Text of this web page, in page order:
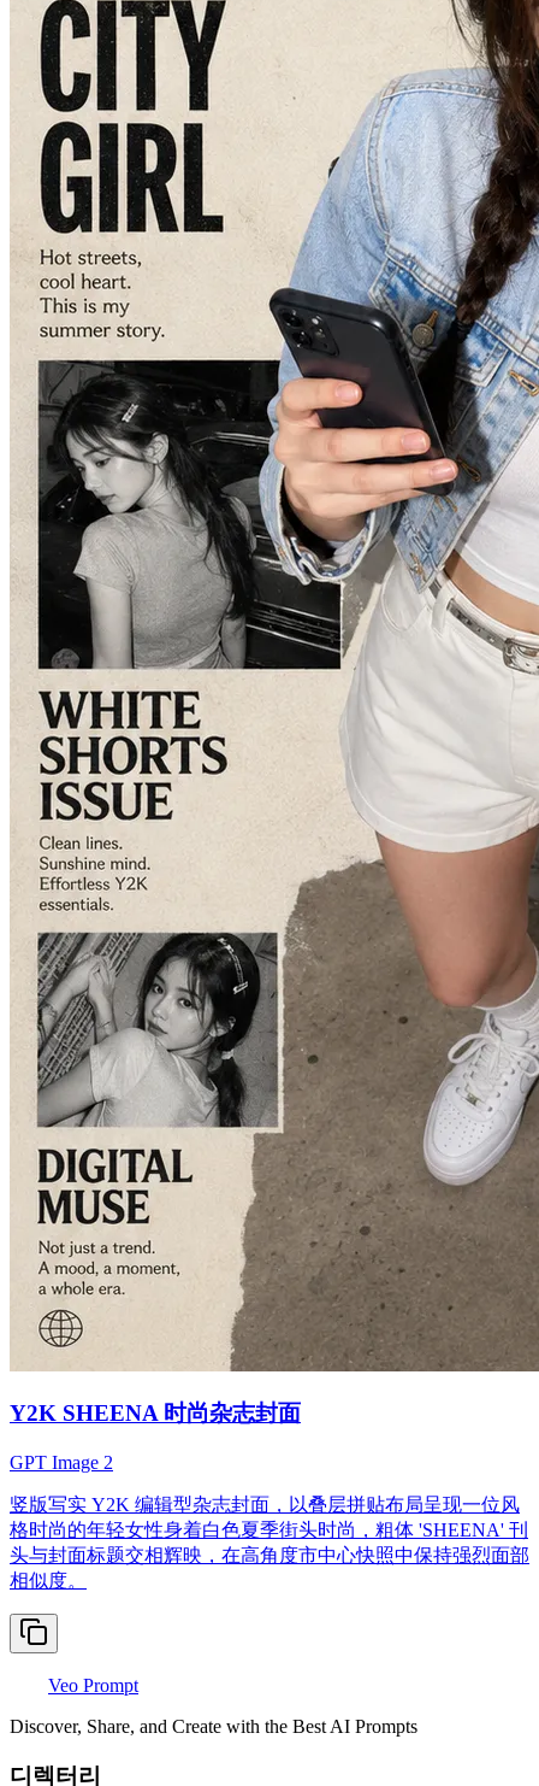
Y2K SHEENA 时尚杂志封面
GPT Image 2
竖版写实 Y2K 编辑型杂志封面，以叠层拼贴布局呈现一位风
格时尚的年轻女性身着白色夏季街头时尚，粗体 'SHEENA' 刊
头与封面标题交相辉映，在高角度市中心快照中保持强烈面部
相似度。
Veo Prompt
Discover, Share, and Create with the Best AI Prompts
디렉터리